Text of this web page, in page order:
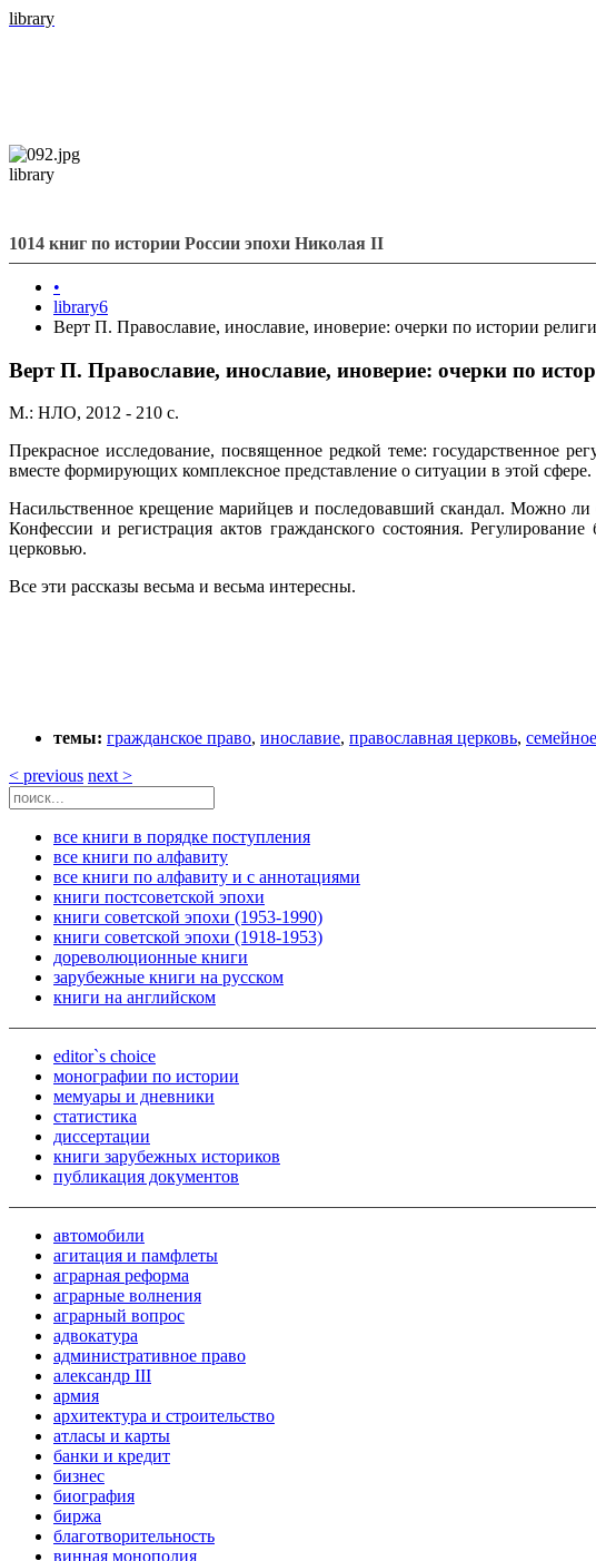
library
library
1014 книг по истории России эпохи Николая II
•
library6
Верт П. Православие, инославие, иноверие: очерки по истории
Верт П. Православие, инославие, иноверие: очерки по
М.: НЛО, 2012 - 210 с.
Прекрасное исследование, посвященное редкой теме: государственное
вместе формирующих комплексное представление о ситуации в этой сфере.
Насильственное крещение марийцев и последовавший скандал. Можно
Конфессии и регистрация актов гражданского состояния.
церковью.
Все эти рассказы весьма и весьма интересны.
темы: гражданское право, инославие, православная церковь,
< previous next >
все книги в порядке поступления
все книги по алфавиту
все книги по алфавиту и с аннотациями
книги постсоветской эпохи
книги советской эпохи (1953-1990)
книги советской эпохи (1918-1953)
дореволюционные книги
зарубежные книги на русском
книги на английском
editor`s choice
монографии по истории
мемуары и дневники
статистика
диссертации
книги зарубежных историков
публикация документов
автомобили
агитация и памфлеты
аграрная реформа
аграрные волнения
аграрный вопрос
адвокатура
административное право
александр III
армия
архитектура и строительство
атласы и карты
банки и кредит
бизнес
биография
биржа
благотворительность
винная монополия